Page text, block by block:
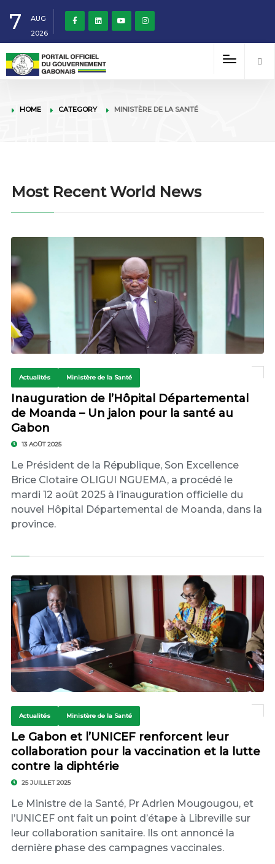
7
AUG
2026
HOME CATEGORY MINISTÈRE DE LA SANTÉ
Most Recent World News
Actualités Ministère de la Santé
Inauguration de l’Hôpital Départemental
de Moanda – Un jalon pour la santé au
Gabon
13 AOÛT 2025
Le Président de la République, Son Excellence
Brice Clotaire OLIGUI NGUEMA, a procédé le
mardi 12 août 2025 à l’inauguration officielle du
nouvel Hôpital Départemental de Moanda, dans la
province.
Actualités Ministère de la Santé
Le Gabon et l’UNICEF renforcent leur
collaboration pour la vaccination et la lutte
contre la diphtérie
25 JUILLET 2025
Le Ministre de la Santé, Pr Adrien Mougougou, et
l’UNICEF ont fait un point d’étape à Libreville sur
leur collaboration sanitaire. Ils ont annoncé la
dernière phase des campagnes vaccinales.